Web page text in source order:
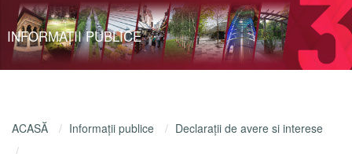
INFORMAŢII PUBLICE
ACASĂ Informaţii publice Declaraţii de avere si interese